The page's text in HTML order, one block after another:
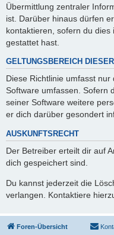
Übermittlung zentraler
ist. Darüber hinaus dürfen
kontaktieren, sofern du
gestattet hast.
GELTUNGSBEREICH
Diese Richtlinie umfasst
Software umfassen. Sofern
seiner Software weitere
er dich darüber gesondert
AUSKUNFTSRECHT
Der Betreiber erteilt dir auf
dich gespeichert sind.
Du kannst jederzeit die
verlangen. Kontaktiere
Foren-Übersicht